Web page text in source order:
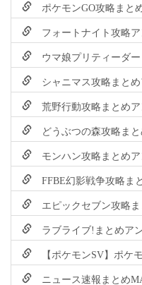
ポケモンGO攻略まと
フォートナイト攻略ア
ウマ娘プリティーダ
シャニマス攻略まとめ
荒野行動攻略まとめア
どうぶつの森攻略ま
モンハン攻略まとめア
FFBE幻影戦争攻略ま
エピックセブン攻略
ラブライブ!まとめア
【ポケモンSV】ポケ
ニュース速報まとめ